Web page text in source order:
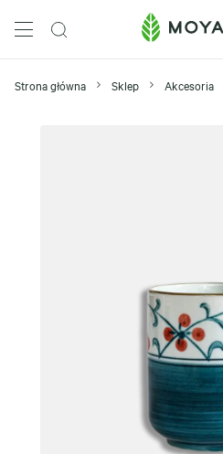
Strona główna Sklep Akcesoria